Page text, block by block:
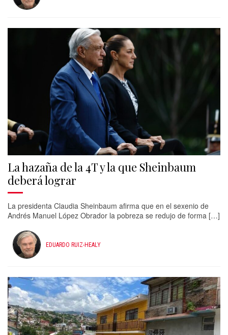
La hazaña de la 4T y la que Sheinbaum
deberá lograr
La presidenta Claudia Sheinbaum afirma que en el sexenio de
Andrés Manuel López Obrador la pobreza se redujo de forma […]
EDUARDO RUIZ-HEALY